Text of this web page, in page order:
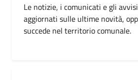
Le notizie, i comunicati e gli
aggiornati sulle ultime novità,
succede nel territorio comunale.